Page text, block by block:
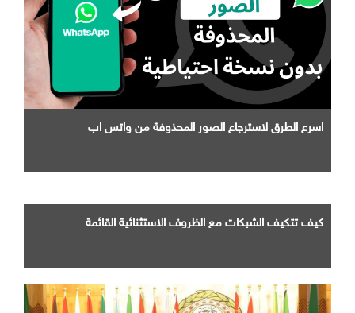
اسرع الطرق لاسترجاع الصور المحذوفة من واتس اب
كيف تتكيف الشبكات مع الظروف الاستثنائية القائمة